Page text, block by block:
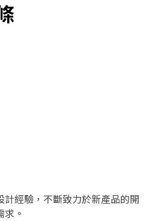
經驗，不斷致力於新產品的開
。